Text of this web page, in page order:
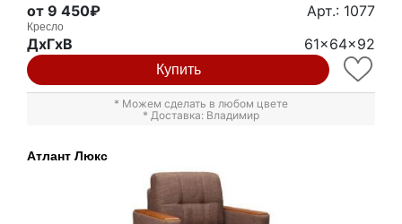
от 9 450₽ Арт.: 1077
Кресло
ДxГxВ 61x64x92
Купить
* Можем сделать в любом цвете
* Доставка: Владимир
Атлант Люкс